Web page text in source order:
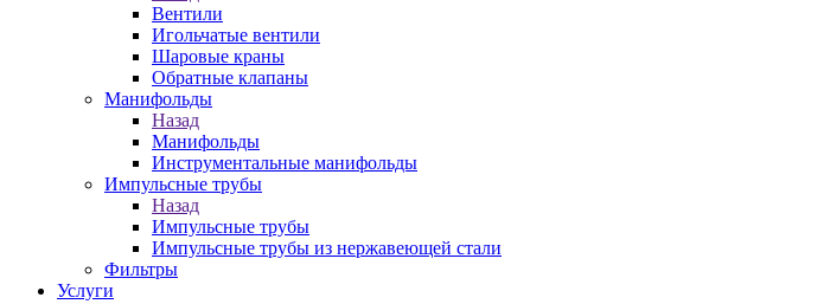
Вентили
Игольчатые вентили
Шаровые краны
Обратные клапаны
Манифольды
Назад
Манифольды
Инструментальные манифольды
Импульсные трубы
Назад
Импульсные трубы
Импульсные трубы из нержавеющей стали
Фильтры
Услуги